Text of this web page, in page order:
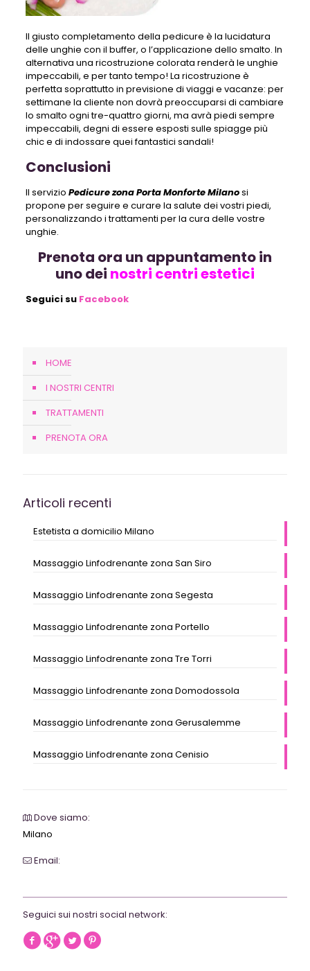
Il giusto completamento della pedicure è la lucidatura
delle unghie con il buffer, o l’applicazione dello smalto. In
alternativa una ricostruzione colorata renderà le unghie
impeccabili, e per tanto tempo! La ricostruzione è
perfetta soprattutto in previsione di viaggi e vacanze: per
settimane la cliente non dovrà preoccuparsi di cambiare
lo smalto ogni tre-quattro giorni, ma avrà piedi sempre
impeccabili, degni di essere esposti sulle spiagge più
chic e di indossare quei fantastici sandali!
Conclusioni
Il servizio Pedicure zona Porta Monforte Milanosi
propone per seguire e curare la salute dei vostri piedi,
personalizzando i trattamenti per la cura delle vostre
unghie.
Prenota ora un appuntamento in
uno dei nostri centri estetici
Seguici su Facebook
HOME
I NOSTRI CENTRI
TRATTAMENTI
PRENOTA ORA
Articoli recenti
Estetista a domicilio Milano
Massaggio Linfodrenante zona San Siro
Massaggio Linfodrenante zona Segesta
Massaggio Linfodrenante zona Portello
Massaggio Linfodrenante zona Tre Torri
Massaggio Linfodrenante zona Domodossola
Massaggio Linfodrenante zona Gerusalemme
Massaggio Linfodrenante zona Cenisio
Dove siamo:
Milano
Email:
Seguici sui nostri social network: